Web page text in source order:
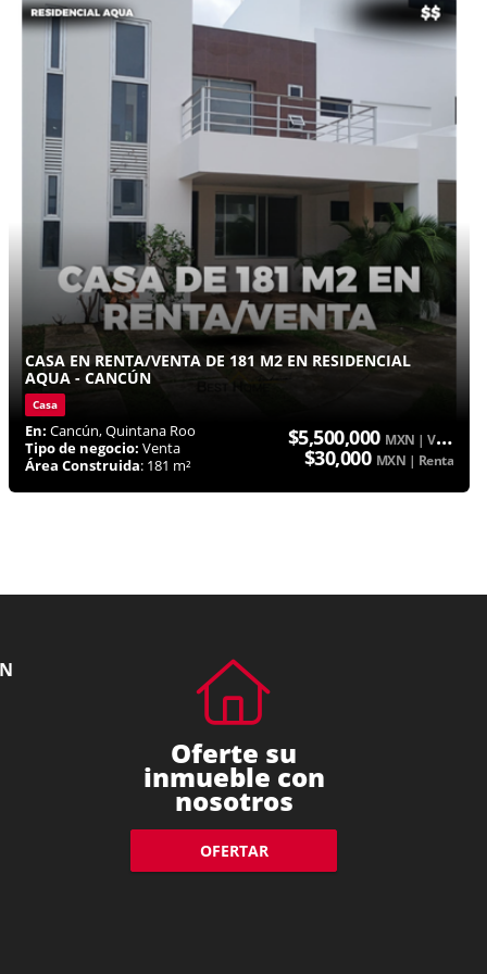
CASA EN RENTA/VENTA DE 181 M2 EN RESIDENCIAL
AQUA - CANCÚN
Casa
En: Cancún, Quintana Roo
Tipo de negocio: Venta
Área Construida: 181 m²
$5,500,000 MXN | Venta
$30,000 MXN | Renta
Oferte su
inmueble con
nosotros
OFERTAR